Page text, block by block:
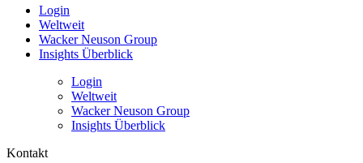
Login
Weltweit
Wacker Neuson Group
Insights Überblick
Login
Weltweit
Wacker Neuson Group
Insights Überblick
Kontakt